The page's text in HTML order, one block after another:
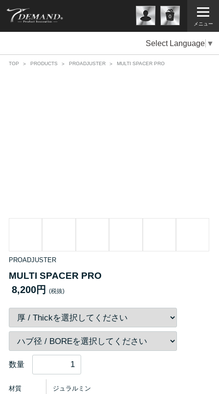
メニュー
0
Select Language ▼
TOP PRODUCTS PROADJUSTER MULTI SPACER PRO
PROADJUSTER
MULTI SPACER PRO
8,200円 (税抜)
数量
材質 ジュラルミン